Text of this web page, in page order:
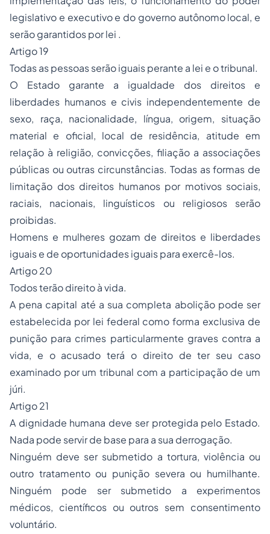
legislativo e executivo e do governo autônomo local, e
serão garantidos por lei .
Artigo 19
Todas as pessoas serão iguais perante a lei e o tribunal.
O Estado garante a igualdade dos direitos e
liberdades humanos e civis independentemente de
sexo, raça, nacionalidade, língua, origem, situação
material e oficial, local de residência, atitude em
relação à religião, convicções, filiação a associações
públicas ou outras circunstâncias. Todas as formas de
limitação dos direitos humanos por motivos sociais,
raciais, nacionais, linguísticos ou religiosos serão
proibidas.
Homens e mulheres gozam de direitos e liberdades
iguais e de oportunidades iguais para exercê-los.
Artigo 20
Todos terão direito à vida.
A pena capital até a sua completa abolição pode ser
estabelecida por lei federal como forma exclusiva de
punição para crimes particularmente graves contra a
vida, e o acusado terá o direito de ter seu caso
examinado por um tribunal com a participação de um
júri.
Artigo 21
A dignidade humana deve ser protegida pelo Estado.
Nada pode servir de base para a sua derrogação.
Ninguém deve ser submetido a tortura, violência ou
outro tratamento ou punição severa ou humilhante.
Ninguém pode ser submetido a experimentos
médicos, científicos ou outros sem consentimento
voluntário.